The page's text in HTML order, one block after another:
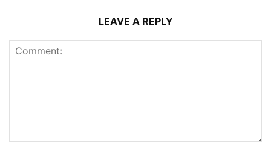
LEAVE A REPLY